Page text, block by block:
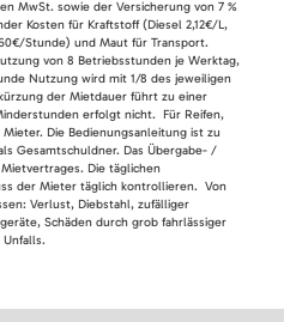
MwSt. sowie der Versicherung von 7 %
Kosten für Kraftstoff (Diesel 2,12€/L,
Stunde) und Maut für Transport.
von 8 Betriebsstunden je Werktag,
Nutzung wird mit 1/8 des jeweiligen
der Mietdauer führt zu einer
erfolgt nicht. Für Reifen,
Die Bedienungsanleitung ist zu
Gesamtschuldner. Das Übergabe- /
Die täglichen
der Mieter täglich kontrollieren. Von
Verlust, Diebstahl, zufälliger
Schäden durch grob fahrlässiger
Unfalls.